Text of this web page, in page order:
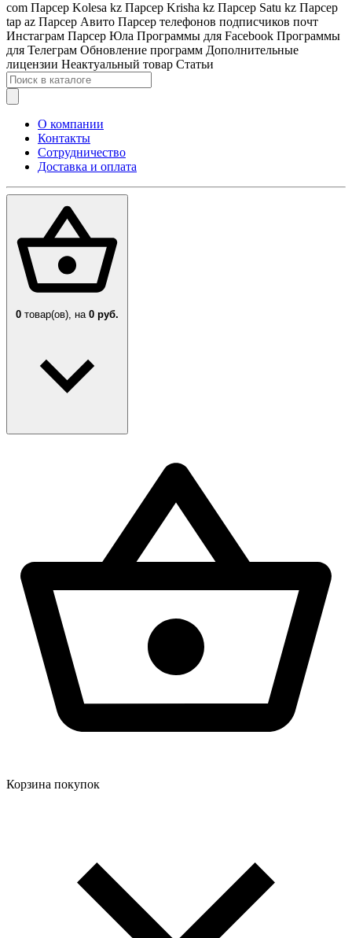
com Парсер Kolesa kz Парсер Krisha kz Парсер Satu kz Парсер
tap az Парсер Авито Парсер телефонов подписчиков почт
Инстаграм Парсер Юла Программы для Facebook Программы
для Телеграм Обновление программ Дополнительные
лицензии Неактуальный товар Статьи
О компании
Контакты
Сотрудничество
Доставка и оплата
0 товар(ов), на 0 руб.
Корзина покупок